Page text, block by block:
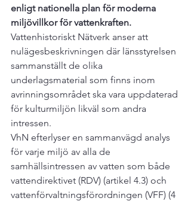
enligt nationella plan för moderna
miljövillkor för vattenkraften.
Vattenhistoriskt Nätverk anser att
nulägesbeskrivningen där länsstyrelsen
sammanställt de olika
underlagsmaterial som finns inom
avrinningsområdet ska vara uppdaterad
för kulturmiljön likväl som andra
intressen.
VhN efterlyser en sammanvägd analys
för varje miljö av alla de
samhällsintressen av vatten som både
vattendirektivet (RDV) (artikel 4.3) och
vattenförvaltningsförordningen (VFF) (4